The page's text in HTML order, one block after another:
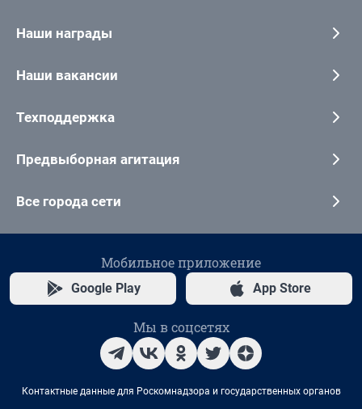
Наши награды
Наши вакансии
Техподдержка
Предвыборная агитация
Все города сети
Мобильное приложение
Google Play App Store
Мы в соцсетях
Контактные данные для Роскомнадзора и государственных органов